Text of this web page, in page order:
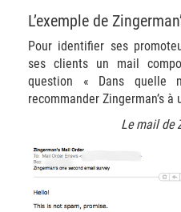
L’exemple de
Pour identifier ses
ses clients un mail
question « Dans quelle
recommander Zingerman’s
Le mail de